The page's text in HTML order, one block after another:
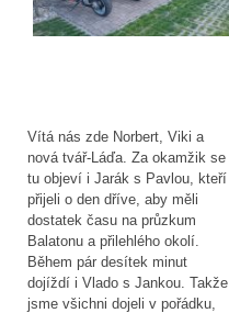
Vítá nás zde Norbert, Viki a
nová tvář-Láďa. Za okamžik se
tu objeví i Jarák s Pavlou, kteří
přijeli o den dříve, aby měli
dostatek času na průzkum
Balatonu a přilehlého okolí.
Během pár desítek minut
dojíždí i Vlado s Jankou. Takže
jsme všichni dojeli v pořádku,